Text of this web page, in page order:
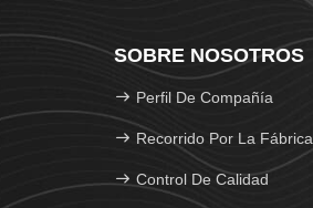
SOBRE NOSOTROS
Perfil De Compañía
Recorrido Por La Fábrica
Control De Calidad